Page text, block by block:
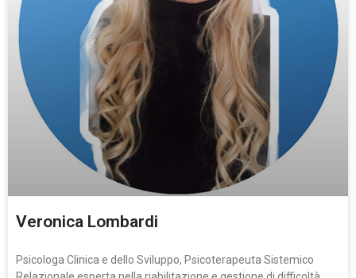
Veronica Lombardi
Psicologa Clinica e dello Sviluppo, Psicoterapeuta Sistemico